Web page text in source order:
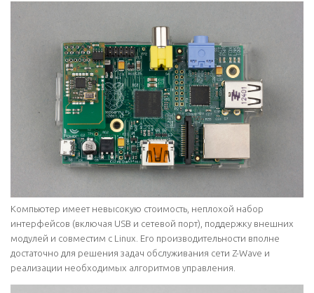
Компьютер имеет невысокую стоимость, неплохой набор
интерфейсов (включая USB и сетевой порт), поддержку внешних
модулей и совместим с Linux. Его производительности вполне
достаточно для решения задач обслуживания сети Z-Wave и
реализации необходимых алгоритмов управления.